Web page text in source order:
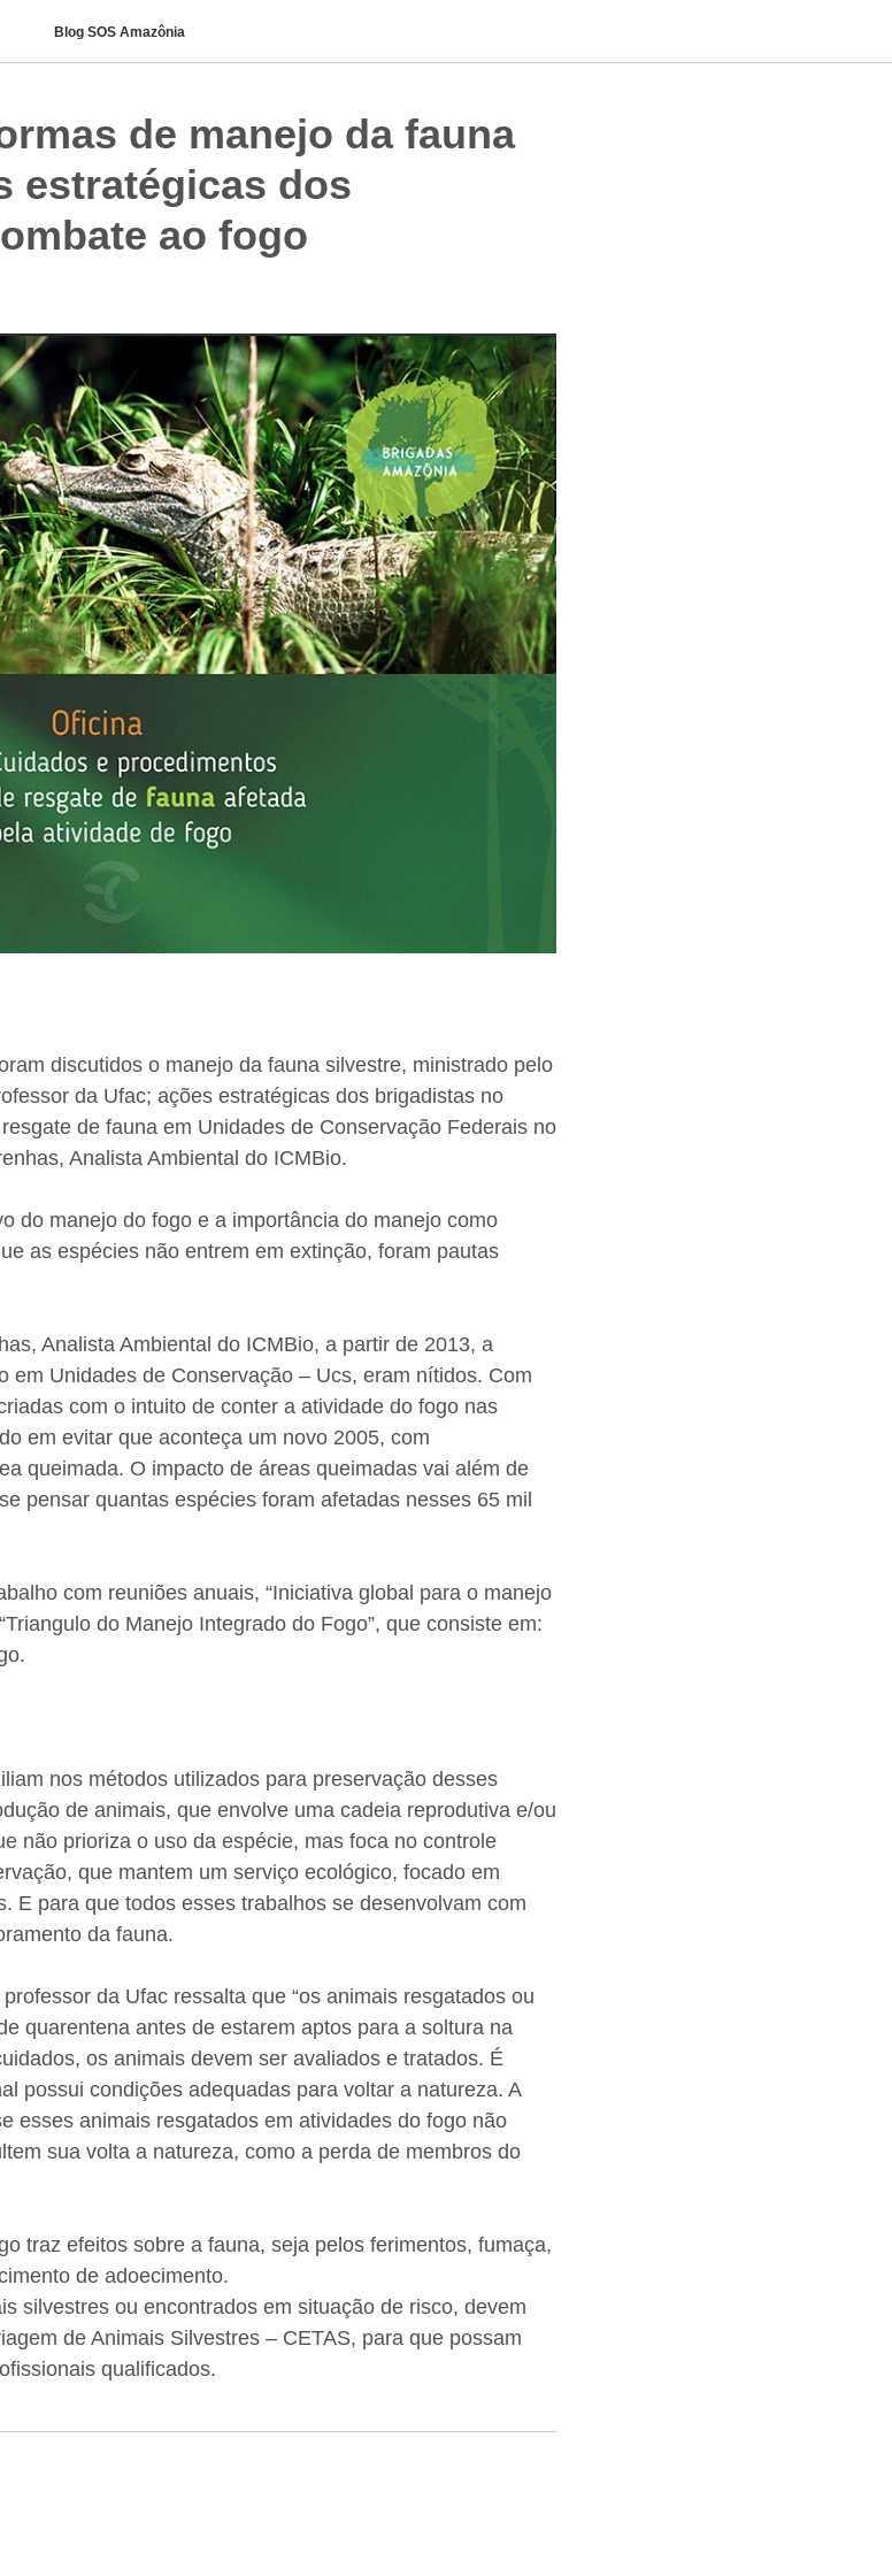
Blog SOS Amazônia
de manejo da fauna
estratégicas dos
ao fogo
discutidos o manejo da fauna silvestre, ministrado pelo
da Ufac; ações estratégicas dos brigadistas no
de fauna em Unidades de Conservação Federais no
Analista Ambiental do ICMBio.
do manejo do fogo e a importância do manejo como
as espécies não entrem em extinção, foram pautas
Analista Ambiental do ICMBio, a partir de 2013, a
em Unidades de Conservação – Ucs, eram nítidos. Com
com o intuito de conter a atividade do fogo nas
em evitar que aconteça um novo 2005, com
queimada. O impacto de áreas queimadas vai além de
pensar quantas espécies foram afetadas nesses 65 mil
com reuniões anuais, “Iniciativa global para o manejo
do Manejo Integrado do Fogo”, que consiste em:
nos métodos utilizados para preservação desses
de animais, que envolve uma cadeia reprodutiva e/ou
não prioriza o uso da espécie, mas foca no controle
que mantem um serviço ecológico, focado em
E para que todos esses trabalhos se desenvolvam com
da fauna.
da Ufac ressalta que “os animais resgatados ou
quarentena antes de estarem aptos para a soltura na
os animais devem ser avaliados e tratados. É
possui condições adequadas para voltar a natureza. A
esses animais resgatados em atividades do fogo não
sua volta a natureza, como a perda de membros do
traz efeitos sobre a fauna, seja pelos ferimentos, fumaça,
de adoecimento.
silvestres ou encontrados em situação de risco, devem
de Animais Silvestres – CETAS, para que possam
qualificados.